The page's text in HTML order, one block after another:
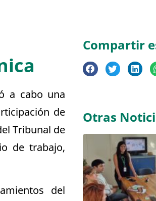
a cabo una
de
Tribunal de
de trabajo,
del
Compartir
Otras